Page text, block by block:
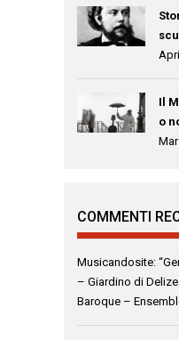
Il
o
COMMENTI
Musicandosite:
– Giardino di Delize
Baroque –